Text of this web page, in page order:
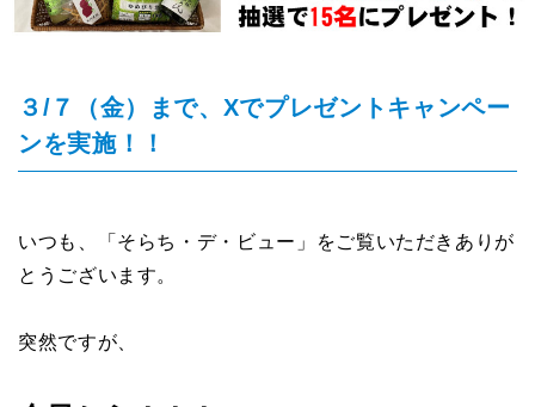
３/７（金）まで、Xでプレゼントキャンペー
ンを実施！！
いつも、「そらち・デ・ビュー」をご覧いただきありが
とうございます。
突然ですが、